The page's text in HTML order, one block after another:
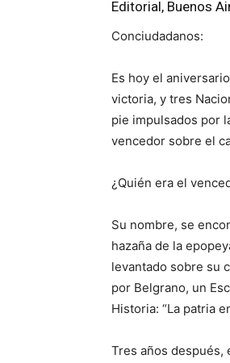
Editorial, Buenos
Conciudadanos:
Es hoy el
victoria, y tres
pie impulsados por
vencedor sobre el
¿Quién era el
Su nombre, se
hazaña de la
levantado sobre su
por Belgrano, un
Historia: “La patria
Tres años después,